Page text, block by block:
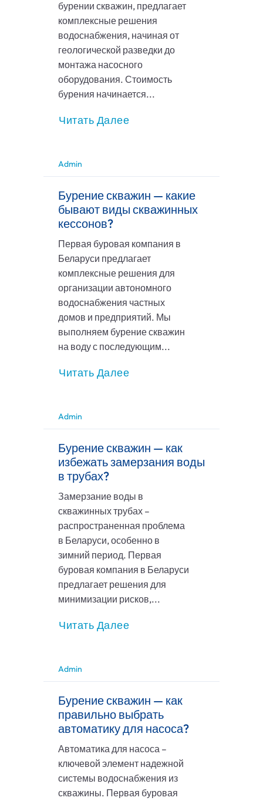
бурении скважин, предлагает
комплексные решения
водоснабжения, начиная от
геологической разведки до
монтажа насосного
оборудования. Стоимость
бурения начинается...
Читать Далее
Admin
Бурение скважин — какие
бывают виды скважинных
кессонов?
Первая буровая компания в
Беларуси предлагает
комплексные решения для
организации автономного
водоснабжения частных
домов и предприятий. Мы
выполняем бурение скважин
на воду с последующим...
Читать Далее
Admin
Бурение скважин — как
избежать замерзания воды
в трубах?
Замерзание воды в
скважинных трубах –
распространенная проблема
в Беларуси, особенно в
зимний период. Первая
буровая компания в Беларуси
предлагает решения для
минимизации рисков,...
Читать Далее
Admin
Бурение скважин — как
правильно выбрать
автоматику для насоса?
Автоматика для насоса –
ключевой элемент надежной
системы водоснабжения из
скважины. Первая буровая